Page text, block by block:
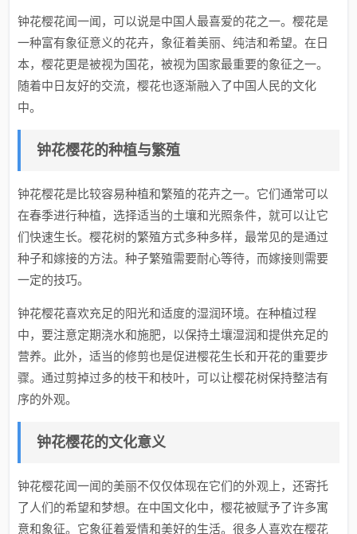
钟花樱花闻一闻，可以说是中国人最喜爱的花之一。樱花是
一种富有象征意义的花卉，象征着美丽、纯洁和希望。在日
本，樱花更是被视为国花，被视为国家最重要的象征之一。
随着中日友好的交流，樱花也逐渐融入了中国人民的文化
中。
钟花樱花的种植与繁殖
钟花樱花是比较容易种植和繁殖的花卉之一。它们通常可以
在春季进行种植，选择适当的土壤和光照条件，就可以让它
们快速生长。樱花树的繁殖方式多种多样，最常见的是通过
种子和嫁接的方法。种子繁殖需要耐心等待，而嫁接则需要
一定的技巧。
钟花樱花喜欢充足的阳光和适度的湿润环境。在种植过程
中，要注意定期浇水和施肥，以保持土壤湿润和提供充足的
营养。此外，适当的修剪也是促进樱花生长和开花的重要步
骤。通过剪掉过多的枝干和枝叶，可以让樱花树保持整洁有
序的外观。
钟花樱花的文化意义
钟花樱花闻一闻的美丽不仅仅体现在它们的外观上，还寄托
了人们的希望和梦想。在中国文化中，樱花被赋予了许多寓
意和象征。它象征着爱情和美好的生活。很多人喜欢在樱花